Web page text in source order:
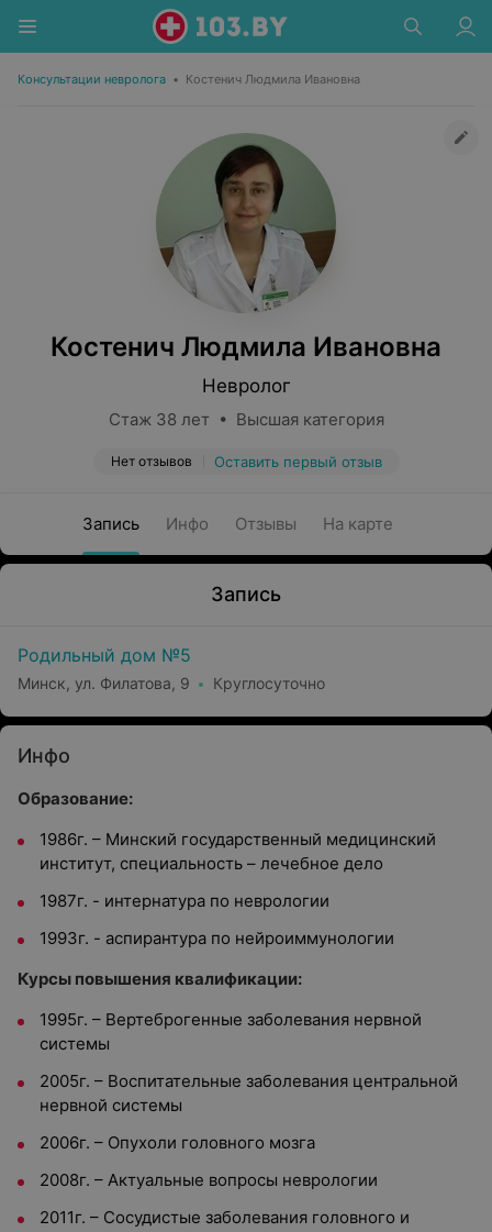
Консультации невролога • Костенич Людмила Ивановна
Костенич Людмила Ивановна
Невролог
Стаж 38 лет • Высшая категория
Нет отзывов Оставить первый отзыв
Запись Инфо Отзывы На карте
Запись
Родильный дом №5
Минск, ул. Филатова, 9 Круглосуточно
Инфо
Образование:
1986г. – Минский государственный медицинский
институт, специальность – лечебное дело
1987г. - интернатура по неврологии
1993г. - аспирантура по нейроиммунологии
Курсы повышения квалификации:
1995г. – Вертеброгенные заболевания нервной
системы
2005г. – Воспитательные заболевания центральной
нервной системы
2006г. – Опухоли головного мозга
2008г. – Актуальные вопросы неврологии
2011г. – Сосудистые заболевания головного и